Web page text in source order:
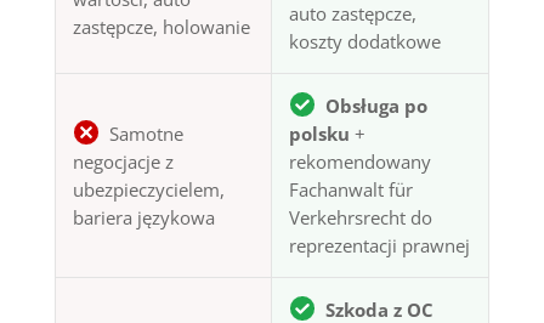
zastępcze, holowanie
auto zastępcze,
koszty dodatkowe
Samotne
negocjacje z
ubezpieczycielem,
bariera językowa
Obsługa po
polsku +
rekomendowany
Fachanwalt für
Verkehrsrecht do
reprezentacji prawnej
Szkoda z OC